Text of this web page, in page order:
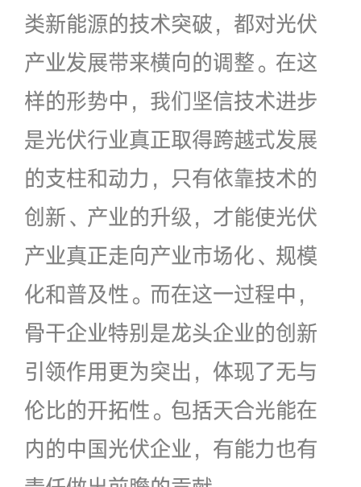
类新能源的技术突破，都对光伏
产业发展带来横向的调整。在这
样的形势中，我们坚信技术进步
是光伏行业真正取得跨越式发展
的支柱和动力，只有依靠技术的
创新、产业的升级，才能使光伏
产业真正走向产业市场化、规模
化和普及性。而在这一过程中，
骨干企业特别是龙头企业的创新
引领作用更为突出，体现了无与
伦比的开拓性。包括天合光能在
内的中国光伏企业，有能力也有